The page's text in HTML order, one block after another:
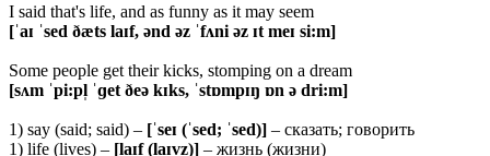
I said that's life, and as funny as it may seem
[ˈaɪ ˈsed ðæts laɪf, ənd əz ˈfʌni əz ɪt meɪ si:m]
Some people get their kicks, stomping on a dream
[sʌm ˈpi:pl̩ ˈɡet ðeə kɪks, ˈstɒmpɪŋ ɒn ə dri:m]
1) say (said; said) – [ˈseɪ (ˈsed; ˈsed)] – сказать; говорить
1) life (lives) – [laɪf (laɪvz)] – жизнь (жизни)